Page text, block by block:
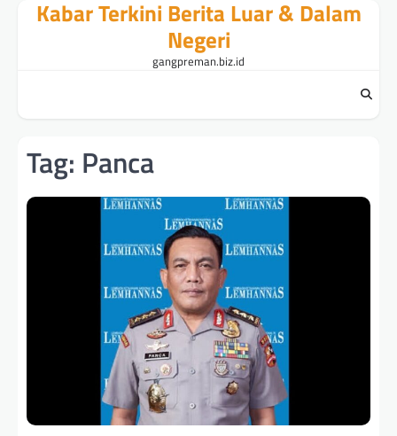
Kabar Terkini Berita Luar & Dalam
Negeri
gangpreman.biz.id
Tag: Panca